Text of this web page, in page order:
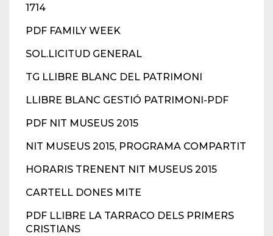
1714
PDF FAMILY WEEK
SOL.LICITUD GENERAL
TG LLIBRE BLANC DEL PATRIMONI
LLIBRE BLANC GESTIÓ PATRIMONI-PDF
PDF NIT MUSEUS 2015
NIT MUSEUS 2015, PROGRAMA COMPARTIT
HORARIS TRENENT NIT MUSEUS 2015
CARTELL DONES MITE
PDF LLIBRE LA TARRACO DELS PRIMERS
CRISTIANS